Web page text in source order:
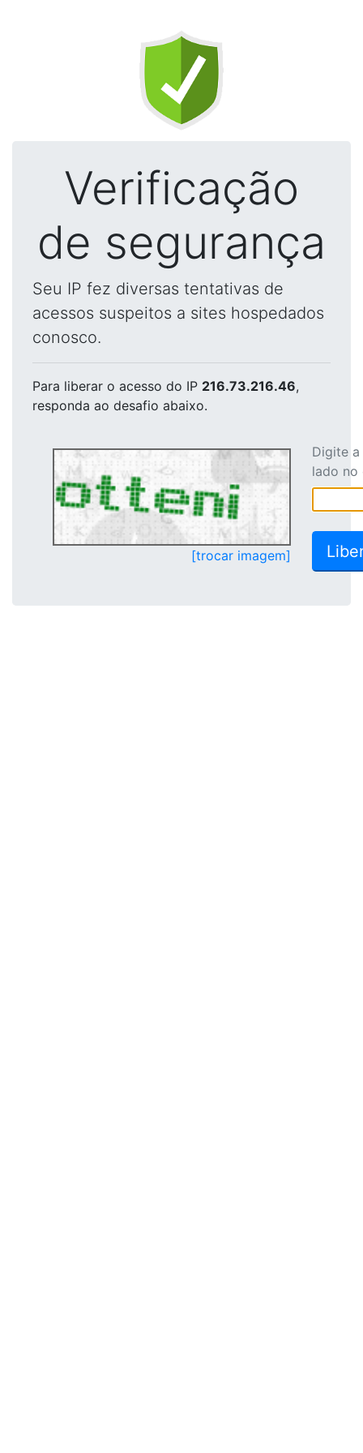
Verificação
de segurança
Seu IP fez diversas tentativas de
acessos suspeitos a sites hospedados
conosco.
Para liberar o acesso do IP 216.73.216.46,
responda ao desafio abaixo.
[trocar imagem]
Digite
lado no